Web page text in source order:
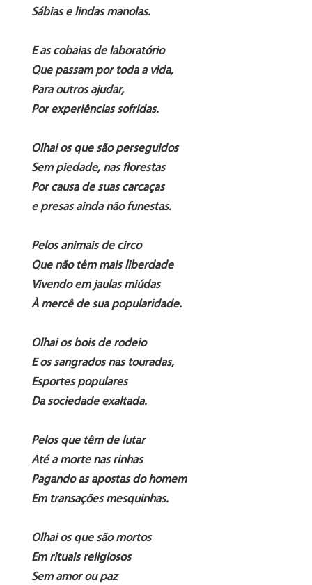
Sábias e lindas manolas.
E as cobaias de laboratório
Que passam por toda a vida,
Para outros ajudar,
Por experiências sofridas.
Olhai os que são perseguidos
Sem piedade, nas florestas
Por causa desuas carcaças
e presas ainda não funestas.
Pelos animais de circo
Que não têm mais liberdade
Vivendo em jaulas miúdas
À mercê de sua popularidade.
Olhai os bois de rodeio
E os sangrados nas touradas,
Esportes populares
Da sociedade exaltada.
Pelos que têm de lutar
Até a morte nas rinhas
Pagando as apostas do homem
Em transações mesquinhas.
Olhai os que são mortos
Em rituais religiosos
Sem amor ou paz